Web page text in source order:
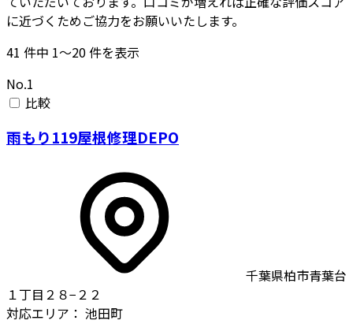
に近づくためご協力をお願いいたします。
41 件中 1〜20件を表示
No.1
比較
雨もり119屋根修理DEPO
千葉県柏市青葉台
１丁目２８−２２
対応エリア： 池田町